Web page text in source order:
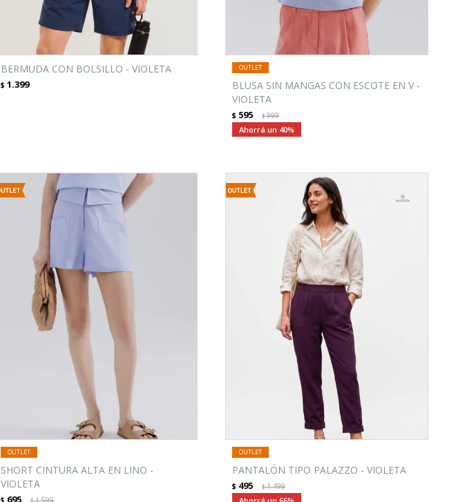
BERMUDA CON BOLSILLO - VIOLETA
$ 1.399
BLUSA SIN MANGAS CON ESCOTE EN V -
VIOLETA
$ 595 $999
40
SHORT CINTURA ALTA EN LINO -
VIOLETA
695 $
PANTALÓN TIPO PALAZZO - VIOLETA
$ 495 $1.499